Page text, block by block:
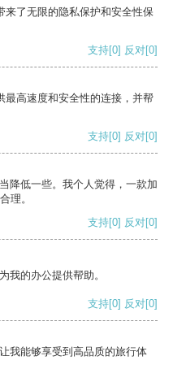
来了无限的隐私保护和安全性保
支持[0] 反对[0]
最高速度和安全性的连接，并帮
支持[0] 反对[0]
降低一些。我个人觉得，一款加
理。
支持[0] 反对[0]
我的办公提供帮助。
支持[0] 反对[0]
我能够享受到高品质的旅行体